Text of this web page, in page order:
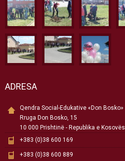
ADRESA
Qendra Social-Edukative «Don Bosko»
Rruga Don Bosko, 15
10 000 Prishtinë - Republika e Kosovës
+383 (0)38 600 169
+383 (0)38 600 889